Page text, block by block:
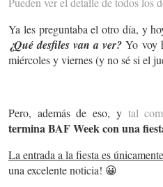
Ya les preguntaba el otro día, y
¿Qué desfiles van a ver? Yo voy
miércoles y viernes (y no sé si el
Pero, además de eso, y tal
termina BAF Week con una
La entrada a la fiesta es
una excelente noticia! 😀